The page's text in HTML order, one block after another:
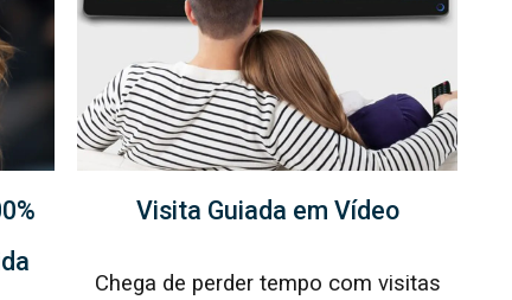
Visita Guiada em Vídeo
Chega de perder tempo com visitas